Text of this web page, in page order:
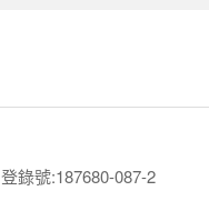
登錄號:187680-087-2